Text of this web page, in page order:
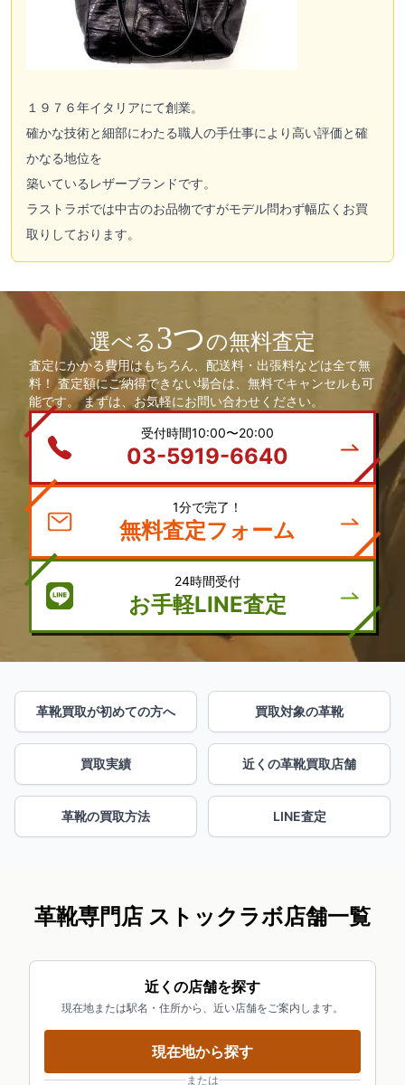
１９７６年イタリアにて創業。
確かな技術と細部にわたる職人の手仕事により高い評価と確
かなる地位を
築いているレザーブランドです。
ラストラボでは中古のお品物ですがモデル問わず幅広くお買
取りしております。
選べる3つの無料査定
査定にかかる費用はもちろん、配送料・出張料などは全て無
料！ 査定額にご納得できない場合は、無料でキャンセルも可
能です。 まずは、お気軽にお問い合わせください。
受付時間10:00〜20:00
03-5919-6640
1分で完了！
無料査定フォーム
24時間受付
お手軽LINE査定
革靴買取が初めての方へ 買取対象の革靴
買取実績 近くの革靴買取店舗
革靴の買取方法 LINE査定
革靴専門店 ストックラボ店舗一覧
近くの店舗を探す
現在地または駅名・住所から、近い店舗をご案内します。
現在地から探す
または